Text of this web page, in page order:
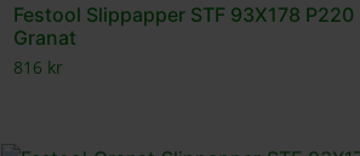
Festool Slippapper STF 93X178 P220
Granat
816 kr